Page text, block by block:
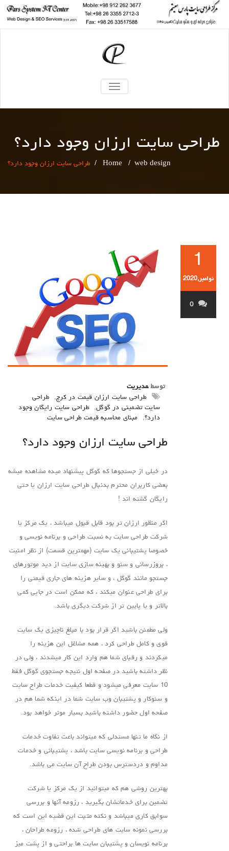
TOGGLE
NAVIGATION
طراحی سایت ارزان وجود دارد؟
Home / web design
/ طراحی سایت ارزان وجود دارد؟
1
نوامبر,2020
0
توسط مدیریت
طراحی سایت ارزان قیمت در کرج,
طراحی
سایت تضمینی در گوگل,
طراحی سایت رایگان وجود
دارد؟, مبنای محاسبه قیمت طراحی سایت
طراحی سایت ارزان وجود دارد؟
در خیلی از جستجوها که گوگل پیشنهاد میده مشاهده میشه
بعضی کاربران محترم بدنبال طراحی سایت ارزان یا حتی
رایگان گشته اند !
اگر منظور ارزان تر بود قابل قبول میباشد ، یک مرکز یا
شرکت طراحی سایت به نسبت طراحی و برنامه نویسی و
خصوصا پشتیبانی یک سایت (مهمترین قسمت) از نظر امنیت
، بروزرسانی و سئو و بهینه سازی سایت از دید موتورهای
جستجو مانند گوگل ، و سایر هزینه های جاری قیمتی را
برای طراحی عنوان میکند ، که ممکن است در جایی کمی
بالاتر و یا پایین تر از شرکت دیگری باشد.
ولی مطمئن باشید اگر قرار بود با مبلغ ناچیزی یک سایت
قوی و کامل طراحی کرد ، همه مشاغل این هزینه را
میکردند و رقبای شما هم وارد این کار میشدند ، ولی در
نظر داشته باشید در صفحه اول نتیجه جستجوی گوگل فقط
10 سایت معرفی میشود و قطعا کیفیت خدمات طراح سایت
و سئوکار و پشتیبان وب سایت شما در اینکه شما هم در
صفحه اول حضور داشته باشید بسیار موثر خواهد بود.
از نگاهِ ما تنها مستدلی که میتواند باعث تفاوت خدمات
طراحی و برنامه نویسی سایت باشد ، پشتیبانی و خدمات
مداوم و دردسترس بودن طراح آن سایت می باشد.
بهترین روشی هم که میتوانید از یک مرکز یا شرکت
تضمین برای خدماتشان بگیرید ، رزومه آنها و بررسی
سوابق کاری میباشد و نکته مثبت این قضیه این است که
بررسی نمونه سایت های طراحی شده ، رزومه طراحان ،
برنامه نویسان و پشتیبان سایت ها براحتی و از پشت میز